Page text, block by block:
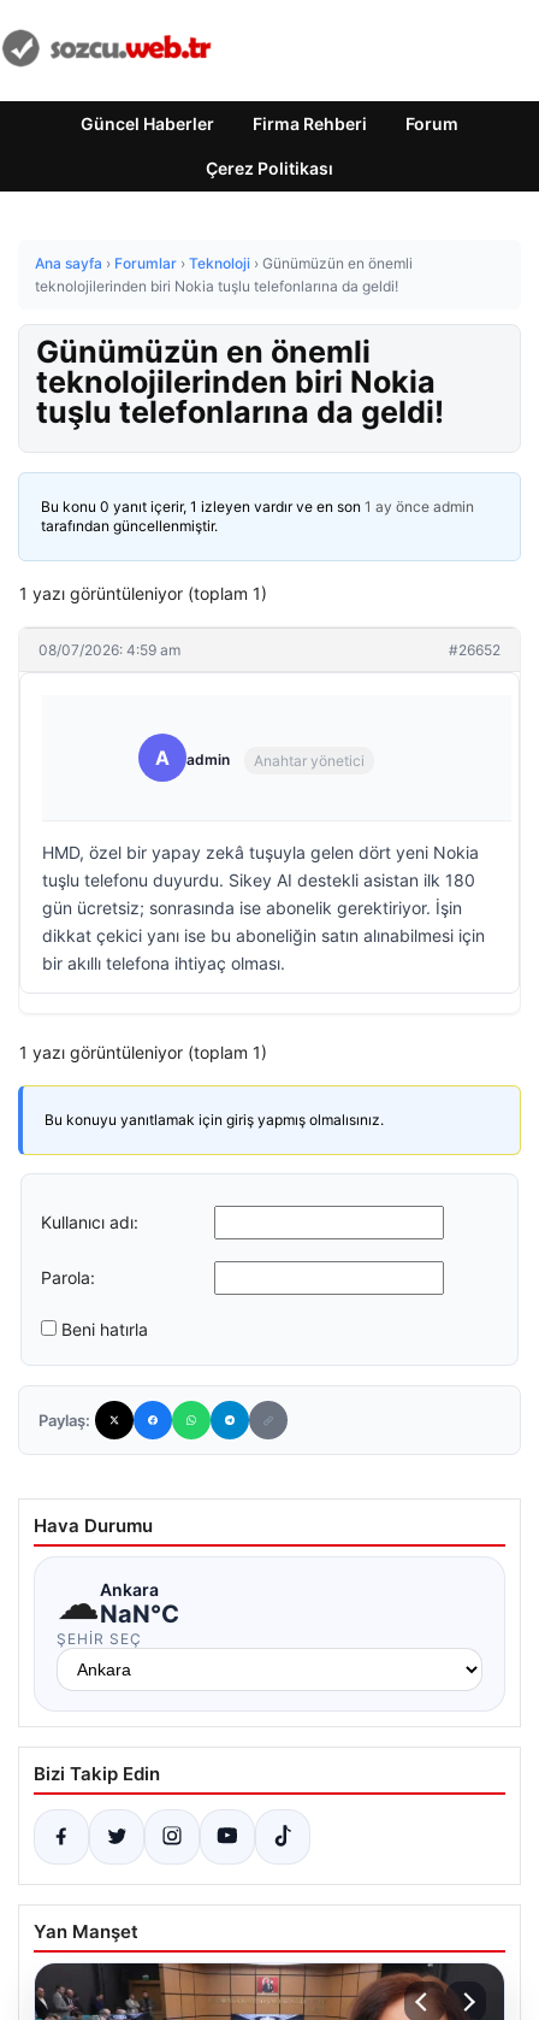
Güncel Haberler Firma Rehberi Forum
Çerez Politikası
Ana sayfa › Forumlar › Teknoloji › Günümüzün en önemli
teknolojilerinden biri Nokia tuşlu telefonlarına da geldi!
Günümüzün en önemli
teknolojilerinden biri Nokia
tuşlu telefonlarına da geldi!
Bu konu 0 yanıt içerir, 1 izleyen vardır ve en son 1 ay önce admin
tarafından güncellenmiştir.
1 yazı görüntüleniyor (toplam 1)
08/07/2026: 4:59 am #26652
A admin Anahtar yönetici
HMD, özel bir yapay zekâ tuşuyla gelen dört yeni Nokia
tuşlu telefonu duyurdu. Sikey AI destekli asistan ilk 180
gün ücretsiz; sonrasında ise abonelik gerektiriyor. İşin
dikkat çekici yanı ise bu aboneliğin satın alınabilmesi için
bir akıllı telefona ihtiyaç olması.
1 yazı görüntüleniyor (toplam 1)
Bu konuyu yanıtlamak için giriş yapmış olmalısınız.
Kullanıcı adı:
Parola:
Beni hatırla
Paylaş:
Hava Durumu
☁Ankara
NaN°C
ŞEHIR SEÇ
Bizi Takip Edin
Yan Manşet